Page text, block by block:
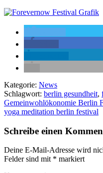
Kategorie: News
Schlagwort: berlin gesundheit,
Gemeinwohlökonomie Berlin
yoga meditation berlin festival
Schreibe einen
Deine E-Mail-Adresse wird
Felder sind mit * markiert